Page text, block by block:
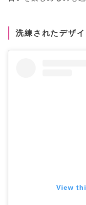
洗練されたデザ
View